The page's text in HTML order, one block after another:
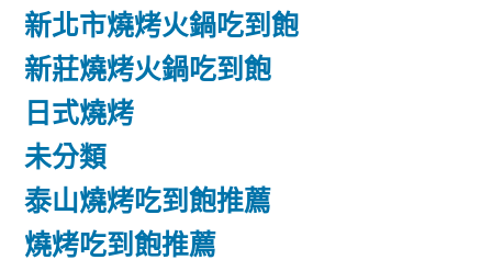
新北市燒烤火鍋吃到飽
新莊燒烤火鍋吃到飽
日式燒烤
未分類
泰山燒烤吃到飽推薦
燒烤吃到飽推薦